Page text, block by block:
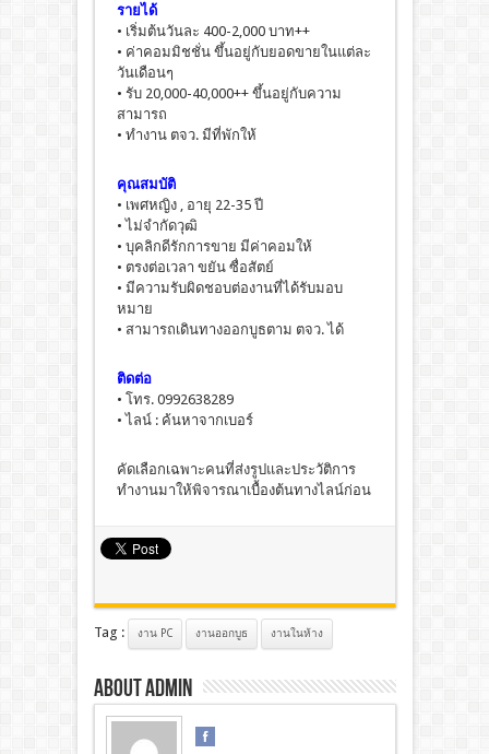
รายได้
• เริ่มต้นวันละ 400-2,000 บาท++
• ค่าคอมมิชชั่น ขึ้นอยู่กับยอดขายในแต่ละ
วันเดือนๆ
• รับ 20,000-40,000++ ขึ้นอยู่กับความ
สามารถ
• ทำงาน ตจว. มีที่พักให้
คุณสมบัติ
• เพศหญิง , อายุ 22-35 ปี
• ไม่จำกัดวุฒิ
• บุคลิกดีรักการขาย มีค่าคอมให้
• ตรงต่อเวลา ขยัน ซื่อสัตย์
• มีความรับผิดชอบต่องานที่ได้รับมอบ
หมาย
• สามารถเดินทางออกบูธตาม ตจว. ได้
ติดต่อ
• โทร. 0992638289
• ไลน์ : ค้นหาจากเบอร์
คัดเลือกเฉพาะคนที่ส่งรูปและประวัติการ
ทำงานมาให้พิจารณาเบื้องต้นทางไลน์ก่อน
Tag : งาน PC งานออกบูธ งานในห้าง
About admin